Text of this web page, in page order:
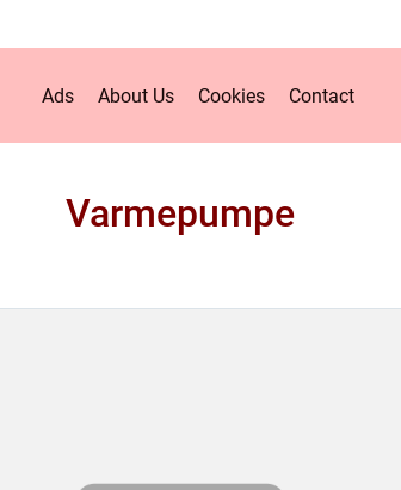
Ads About Us Cookies Contact
Varmepumpe